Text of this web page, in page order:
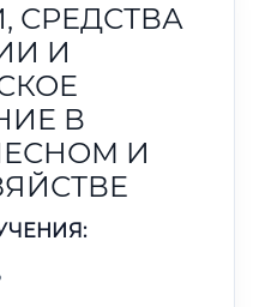
СРЕДСТВА
И
В
И